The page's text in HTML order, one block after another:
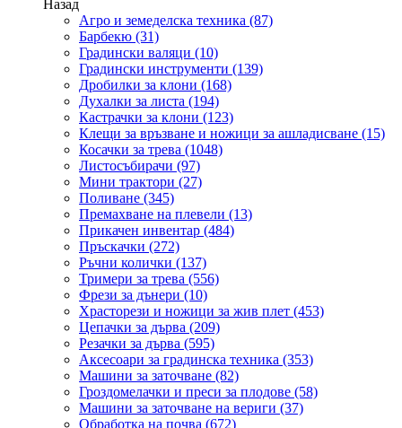
Назад
Агро и земеделска техника (87)
Барбекю (31)
Градински валяци (10)
Градински инструменти (139)
Дробилки за клони (168)
Духалки за листа (194)
Кастрачки за клони (123)
Клещи за връзване и ножици за ашладисване (15)
Косачки за трева (1048)
Листосъбирачи (97)
Мини трактори (27)
Поливане (345)
Премахване на плевели (13)
Прикачен инвентар (484)
Пръскачки (272)
Ръчни колички (137)
Тримери за трева (556)
Фрези за дънери (10)
Храсторези и ножици за жив плет (453)
Цепачки за дърва (209)
Резачки за дърва (595)
Аксесоари за градинска техника (353)
Машини за заточване (82)
Гроздомелачки и преси за плодове (58)
Машини за заточване на вериги (37)
Обработка на почва (672)